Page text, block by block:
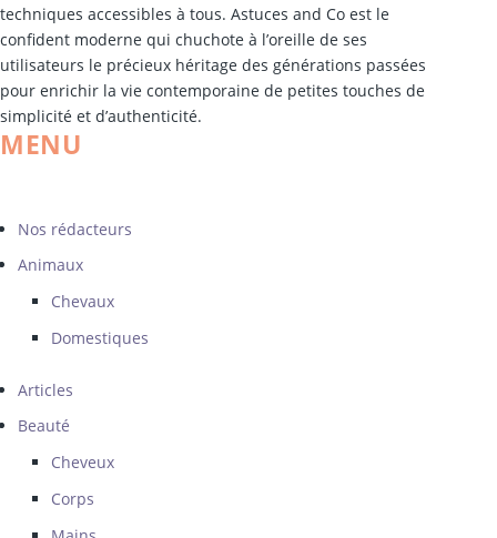
techniques accessibles à tous. Astuces and Co est le
confident moderne qui chuchote à l’oreille de ses
utilisateurs le précieux héritage des générations passées
pour enrichir la vie contemporaine de petites touches de
simplicité et d’authenticité.
MENU
Nos rédacteurs
Animaux
Chevaux
Domestiques
Articles
Beauté
Cheveux
Corps